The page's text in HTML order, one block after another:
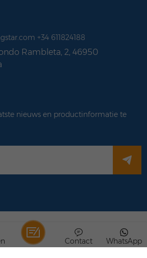
+34 611824188
Rambleta, 2, 46950
nieuws en productinformatie te
Rongstar Energy Limited .Alle
.
WhatsApp
Contact